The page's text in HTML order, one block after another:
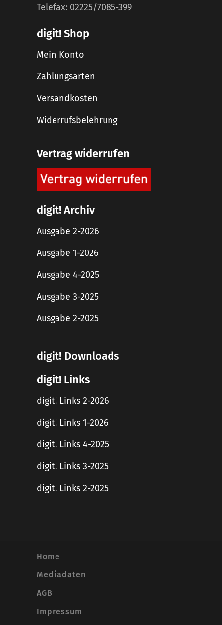
Telefax: 02225/7085-399
digit! Shop
Mein Konto
Zahlungsarten
Versandkosten
Widerrufsbelehrung
Vertrag widerrufen
digit! Archiv
Ausgabe 2-2026
Ausgabe 1-2026
Ausgabe 4-2025
Ausgabe 3-2025
Ausgabe 2-2025
digit! Downloads
digit! Links
digit! Links 2-2026
digit! Links 1-2026
digit! Links 4-2025
digit! Links 3-2025
digit! Links 2-2025
Home
Mediadaten
AGB
Impressum